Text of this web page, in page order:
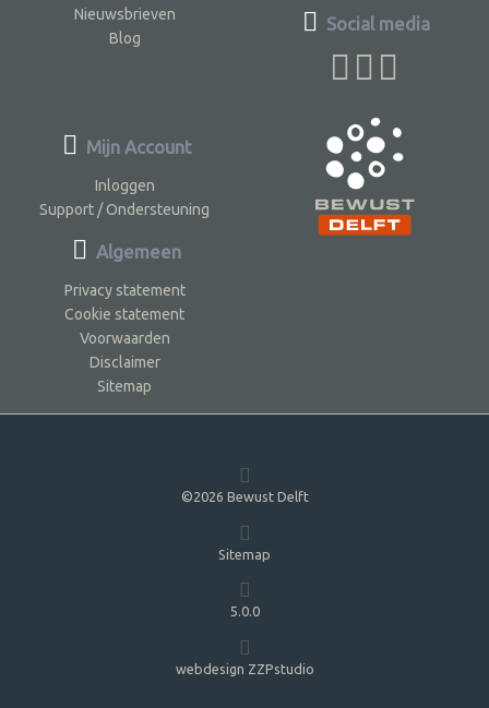
Nieuwsbrieven
Blog
Social media
Mijn Account
Inloggen
Support / Ondersteuning
Algemeen
Privacy statement
Cookie statement
Voorwaarden
Disclaimer
Sitemap
©2026 Bewust Delft
Sitemap
5.0.0
webdesign ZZPstudio